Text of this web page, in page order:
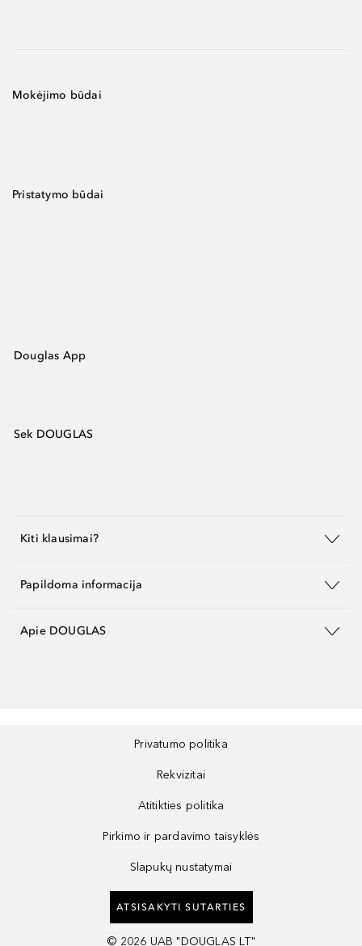
Mokėjimo būdai
Pristatymo būdai
Douglas App
Sek DOUGLAS
Kiti klausimai?
Papildoma informacija
Apie DOUGLAS
Privatumo politika
Rekvizitai
Atitikties politika
Pirkimo ir pardavimo taisyklės
Slapukų nustatymai
ATSISAKYTI SUTARTIES
© 2026 UAB "DOUGLAS LT"